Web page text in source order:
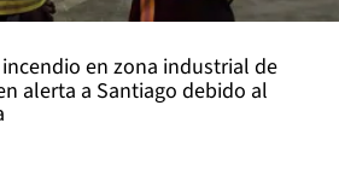
incendio en zona industrial de
alerta a Santiago debido al